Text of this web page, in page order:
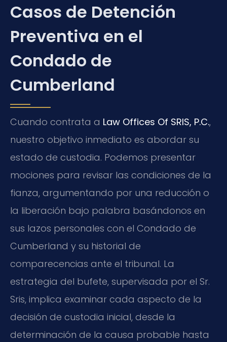
Casos de Detención
Preventiva en el
Condado de
Cumberland
Cuando contrata a Law Offices Of SRIS, P.C.,
nuestro objetivo inmediato es abordar su
estado de custodia. Podemos presentar
mociones para revisar las condiciones de la
fianza, argumentando por una reducción o
la liberación bajo palabra basándonos en
sus lazos personales con el Condado de
Cumberland y su historial de
comparecencias ante el tribunal. La
estrategia del bufete, supervisada por el Sr.
Sris, implica examinar cada aspecto de la
decisión de custodia inicial, desde la
determinación de la causa probable hasta